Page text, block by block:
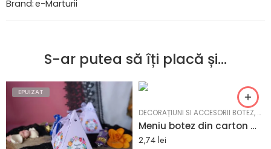
Brand:e-Marturii
S-ar putea să îți placă și…
EPUIZAT
DECORAȚIUNI SI ACCESORII BOTEZ,
Meniu botez din carton mat cu figurina
2,74lei